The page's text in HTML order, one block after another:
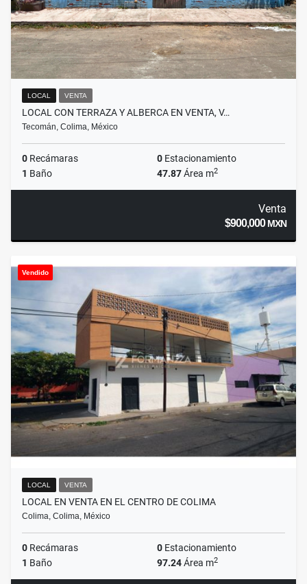
LOCAL VENTA
LOCAL CON TERRAZA Y ALBERCA EN VENTA, V…
Tecomán, Colima, México
0 Recámaras 0 Estacionamiento
1 Baño 47.87Área m2
Venta
$900,000MXN
Vendido
LOCAL VENTA
LOCAL EN VENTA EN EL CENTRO DE COLIMA
Colima, Colima, México
0 Recámaras 0 Estacionamiento
1 Baño 97.24Área m2